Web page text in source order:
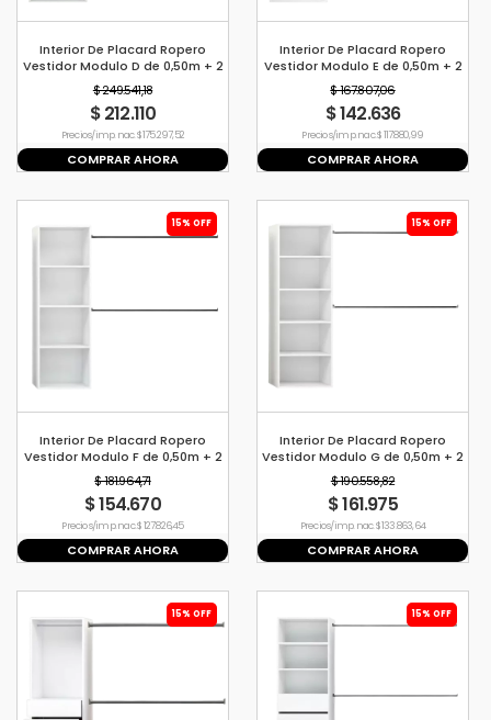
Interior De Placard Ropero
Vestidor Modulo D de 0,50m + 2
Barrales de 1,2mt
$ 249.541,18
$ 212.110
Precio s/imp. nac. $ 175.297,52
COMPRAR AHORA
Interior De Placard Ropero
Vestidor Modulo E de 0,50m + 2
Barrales de 1,2mt
$ 167.807,06
$ 142.636
Precio s/imp. nac. $ 117.880,99
COMPRAR AHORA
15% OFF
Interior De Placard Ropero
Vestidor Modulo F de 0,50m + 2
Barrales de 1,2mt
$ 181.964,71
$ 154.670
Precio s/imp. nac. $ 127.826,45
COMPRAR AHORA
15% OFF
Interior De Placard Ropero
Vestidor Modulo G de 0,50m + 2
Barrales de 1,2mt
$ 190.558,82
$ 161.975
Precio s/imp. nac. $ 133.863,64
COMPRAR AHORA
15% OFF 15% OFF